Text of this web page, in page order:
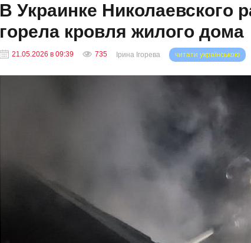
В Украинке Николаевского
горела кровля жилого дома
21.05.2026 в 09:39 735 читати українською
Ірина Ігорева